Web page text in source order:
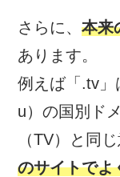
さらに、本来
あります。
例えば「.tv」
u）の国別ド
（TV）と同
のサイトでよ